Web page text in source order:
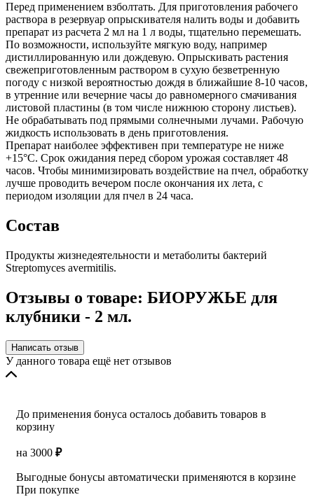
Перед применением взболтать. Для приготовления рабочего
раствора в резервуар опрыскивателя налить воды и добавить
препарат из расчета 2 мл на 1 л воды, тщательно перемешать.
По возможности, используйте мягкую воду, например
дистиллированную или дождевую. Опрыскивать растения
свежеприготовленным раствором в сухую безветренную
погоду с низкой вероятностью дождя в ближайшие 8-10 часов,
в утренние или вечерние часы до равномерного смачивания
листовой пластины (в том числе нижнюю сторону листьев).
Не обрабатывать под прямыми солнечными лучами. Рабочую
жидкость использовать в день приготовления.
Препарат наиболее эффективен при температуре не ниже
+15°C. Срок ожидания перед сбором урожая составляет 48
часов. Чтобы минимизировать воздействие на пчел, обработку
лучше проводить вечером после окончания их лета, с
периодом изоляции для пчел в 24 часа.
Состав
Продукты жизнедеятельности и метаболиты бактерий
Streptomyces avermitilis.
Отзывы о товаре: БИОРУЖЬЕ для
клубники - 2 мл.
Написать отзыв
У данного товара ещё нет отзывов
До применения бонуса осталось добавить товаров в
корзину
на 3000 ₽
Выгодные бонусы автоматически применяются в корзине
При покупке